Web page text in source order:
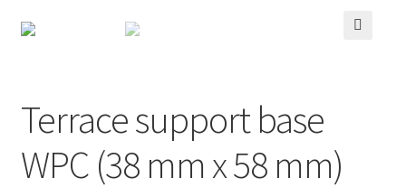
Terrace support base
WPC (38 mm x 58 mm)